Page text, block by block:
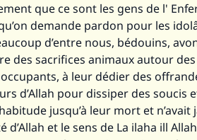
que ce sont les gens de l'
demande pardon pour les
d’entre nous, bédouins,
des sacrifices animaux autour
occupants, à leur dédier des
d’Allah pour dissiper des soucis
jusqu’à leur mort et n’avait
d’Allah et le sens de La ilaha ill